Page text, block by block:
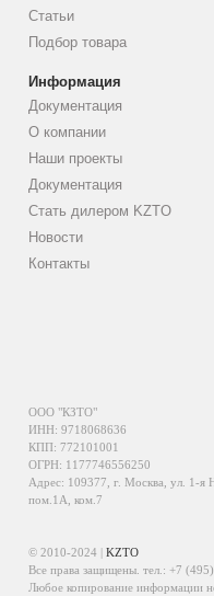
Статьи
Подбор товара
Информация
Документация
О компании
Наши проекты
Документация
Стать дилером KZTO
Новости
Контакты
ООО "КЗТО"
ИНН: 9718068636
КПП: 772101001
ОГРН: 1177746556250
Адрес: 109377, г. Москва, ул. 1-я
пом.1А, ком.7
© 2010-2024 |KZTO
Все права защищены. тел.: +7
Любое копирование информации